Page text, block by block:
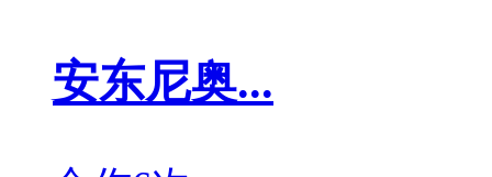
安东尼奥...